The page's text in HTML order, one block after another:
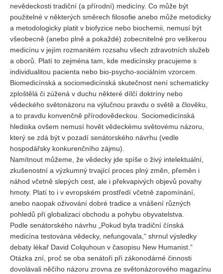
nevědeckosti tradiční (a přírodní) medicíny. Co může být
použitelné v některých směrech filosofie anebo může metodicky
a metodologicky platit v biofyzice nebo biochemii, nemusí být
všeobecně (anebo plně a pokaždé) zobecnitelné pro veškerou
medicínu v jejím rozmanitém rozsahu všech zdravotních služeb
a oborů. Platí to zejména tam, kde medicínsky pracujeme s
individualitou pacienta nebo bio-psycho-sociálním vzorcem.
Biomedicínská a sociomedicínská skutečnost není schematicky
zploštělá či zúžená v duchu některé dílčí doktríny nebo
vědeckého světonázoru na výlučnou pravdu o světě a člověku,
a to pravdu konvenčně přírodovědeckou. Sociomedicínská
hlediska ovšem nemusí hovět vědeckému světovému názoru,
který se zdá být v pozadí senátorského návrhu (vedle
hospodářsky konkurenčního zájmu).
Namítnout můžeme, že vědecky jde spíše o živý intelektuální,
zkušenostní a výzkumný trvající proces plný změn, přeměn i
náhod včetně slepých cest, ale i překvapivých objevů povahy
hmoty. Platí to i v evropském prostředí včetně zapomínání,
anebo naopak oživování dobré tradice a vnášení různých
pohledů při globalizaci obchodu a pohybu obyvatelstva.
Podle senátorského návrhu „Pokud byla tradiční čínská
medicína testována vědecky, nefungovala,“ shrnul výsledky
debaty lékař David Colquhoun v časopisu New Humanist.“
Otázka zní, proč se oba senátoři při zákonodárné činnosti
dovolávali něčího názoru zrovna ze světonázorového magazínu